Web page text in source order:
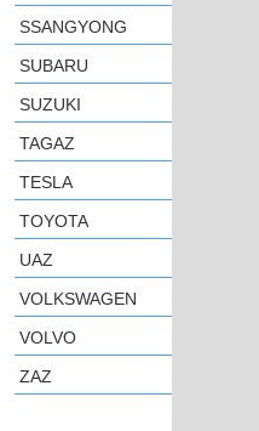
SSANGYONG
SUBARU
SUZUKI
TAGAZ
TESLA
TOYOTA
UAZ
VOLKSWAGEN
VOLVO
ZAZ